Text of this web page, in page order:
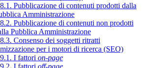
Pubblicazione di contenuti prodotti dalla
Amministrazione
Pubblicazione di contenuti non prodotti
Pubblica Amministrazione
Consenso dei soggetti ritratti
per i motori di ricerca (SEO)
I fattori on-page
I fattori off-page